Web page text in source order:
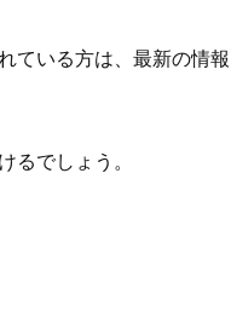
ている方は、最新の情報
るでしょう。